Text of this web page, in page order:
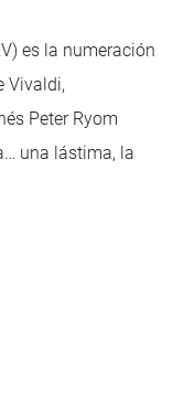
es la numeración
Vivaldi,
Peter Ryom
una lástima, la